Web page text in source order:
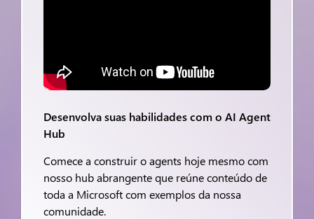
Desenvolva suas habilidades com o AI Agent
Hub
Comece a construir o agents hoje mesmo com
nosso hub abrangente que reúne conteúdo de
toda a Microsoft com exemplos da nossa
comunidade.